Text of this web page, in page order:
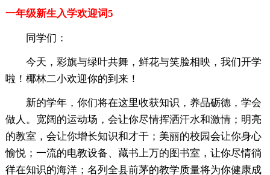
一年级新生入学欢迎词5
同学们：
今天，彩旗与绿叶共舞，鲜花与笑脸相映，我们开学
啦！椰林二小欢迎你的到来！
新的学年，你们将在这里收获知识，养品砺德，学会
做人。宽阔的运动场，会让你尽情挥洒汗水和激情；明亮
的教室，会让你增长知识和才干；美丽的校园会让你身心
愉悦；一流的电教设备、藏书上万的图书室，让你尽情徜
徉在知识的海洋；名列全县前茅的教学质量将为你健康成